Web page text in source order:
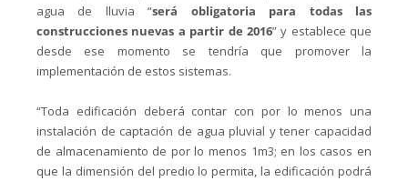
agua de lluvia “será obligatoria para todas las
construcciones nuevas a partir de 2016” y establece que
desde ese momento se tendría que promover la
implementación de estos sistemas.
“Toda edificación deberá contar con por lo menos una
instalación de captación de agua pluvial y tener capacidad
de almacenamiento de por lo menos 1m3; en los casos en
que la dimensión del predio lo permita, la edificación podrá